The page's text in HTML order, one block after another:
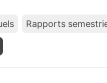
Rapports